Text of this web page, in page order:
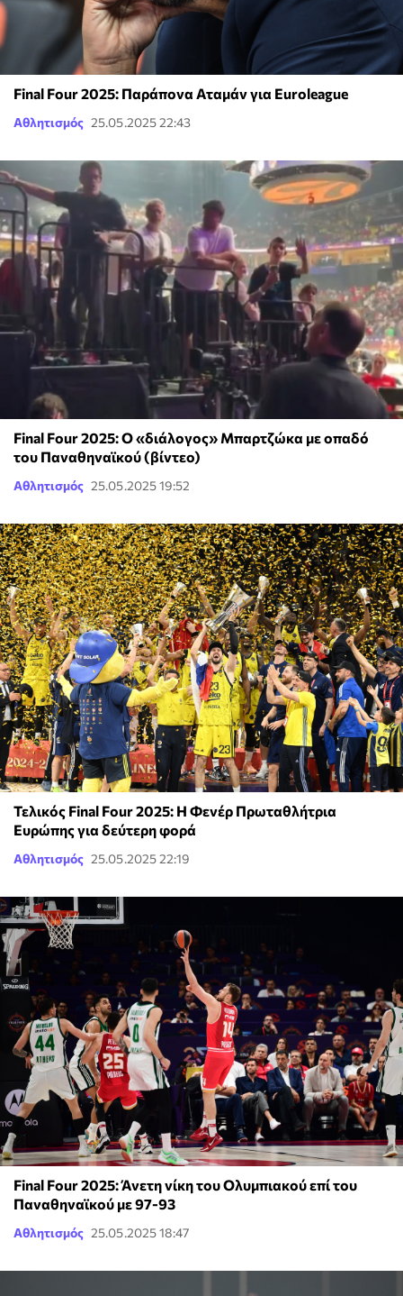
Final Four 2025: Παράπονα Αταμάν για Euroleague
Αθλητισμός 25.05.2025 22:43
Final Four 2025: Ο «διάλογος» Μπαρτζώκα με οπαδό
του Παναθηναϊκού (βίντεο)
Αθλητισμός 25.05.2025 19:52
Τελικός Final Four 2025: Η Φενέρ Πρωταθλήτρια
Ευρώπης για δεύτερη φορά
Αθλητισμός 25.05.2025 22:19
Final Four 2025: Άνετη νίκη του Ολυμπιακού επί του
Παναθηναϊκού με 97-93
Αθλητισμός 25.05.2025 18:47